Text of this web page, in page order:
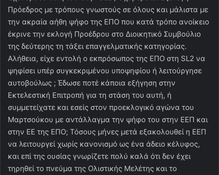
Πρόεδρος με τρόπους γνωστούς σε όλους και μάλιστα με
την ακραία αήθη ψήφο της ΕΠΟ που κατά τρόπο ανοίκειο
έκρινε την εκλογή Προέδρου στο Διοικητικό Συμβούλιο
της δεύτερης τη τάξει επαγγελματικής κατηγορίας.
Αλήθεια, είχε εντολή ο εκπρόσωπος της ΕΠΟ στη SL2 να
ψηφίσει υπέρ συγκεκριμένου υποψηφίου ή λειτούργησε
αυτοβούλως ; Έδωσε ποτέ κάποια εξήγηση στην
Εκτελεστική Επιτροπή για τη στάση του αυτή, ή
συμμετείχατε και εσείς στον προεκλογικό αγώνα του
Μαρτσούκου με αντάλλαγμα την ψήφο του στην ΕΕΠ και
στην ΕΕ της ΕΠΟ; Τόσους μήνες μετά εξακολουθεί η ΕΕΠ
να λειτουργεί χωρίς κανονισμό ως ένα άδειο κέλυφος,
και επί της ουσίας γνωρίζετε πολύ καλά ότι δεν έχει
τηρηθεί το πνεύμα της Ολιστικής Μελέτης και το